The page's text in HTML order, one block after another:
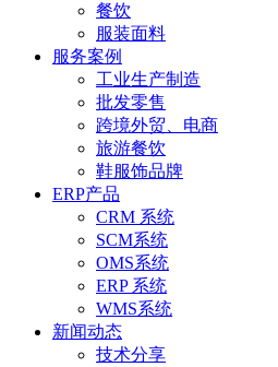
餐饮
服装面料
服务案例
工业生产制造
批发零售
跨境外贸、电商
旅游餐饮
鞋服饰品牌
ERP产品
CRM 系统
SCM系统
OMS系统
ERP 系统
WMS系统
新闻动态
技术分享